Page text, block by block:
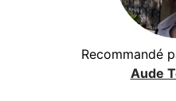
Recommandé
Aude